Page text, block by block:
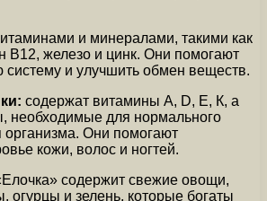
и минералами, такими как
В12, железо и цинк. Они помогают
систему и улучшить обмен веществ.
содержат витамины А, D, Е, К, а
необходимые для нормального
Они помогают
кожи, волос и ногтей.
содержит свежие овощи,
огурцы и зелень, которые богаты